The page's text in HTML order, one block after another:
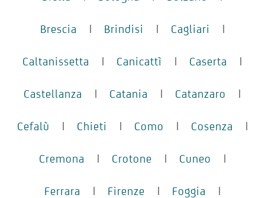
Brescia | Brindisi | Cagliari |
Caltanissetta | Canicattì | Caserta |
Castellanza | Catania | Catanzaro |
Cefalù | Chieti | Como | Cosenza |
Cremona | Crotone | Cuneo |
Ferrara | Firenze | Foggia |